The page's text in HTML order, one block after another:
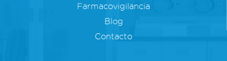
Farmacovigilancia
Blog
Contacto